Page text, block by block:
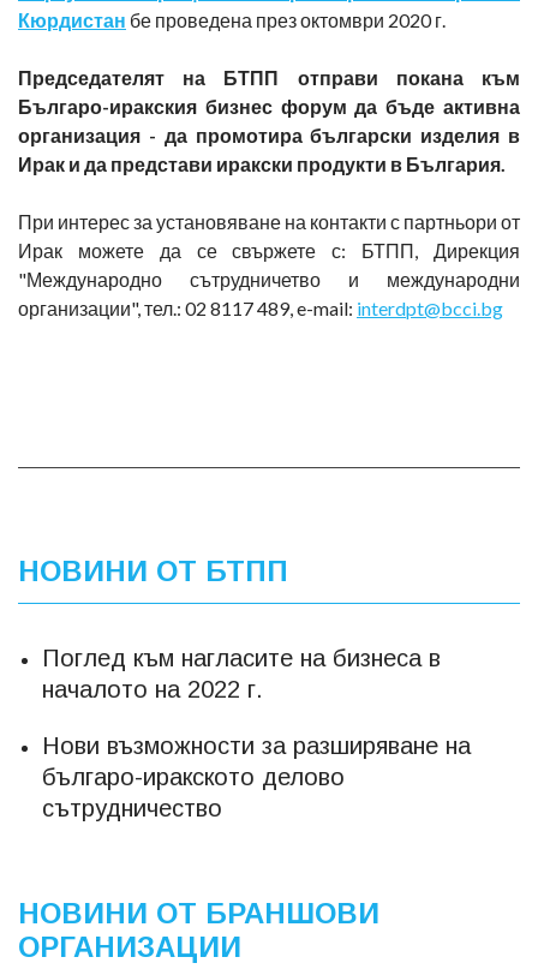
Кюрдистан бе проведена през октомври 2020 г.
Председателят на БТПП отправи покана към
Българо-иракския бизнес форум да бъде активна
организация - да промотира български изделия в
Ирак и да представи иракски продукти в България.
При интерес за установяване на контакти с партньори от
Ирак можете да се свържете с: БТПП, Дирекция
"Международно сътрудничетво и международни
организации", тел.: 02 8117 489, e-mail: interdpt@bcci.bg
НОВИНИ ОТ БТПП
Поглед към нагласите на бизнеса в
началото на 2022 г.
Нови възможности за разширяване на
българо-иракското делово
сътрудничество
НОВИНИ ОТ БРАНШОВИ
ОРГАНИЗАЦИИ